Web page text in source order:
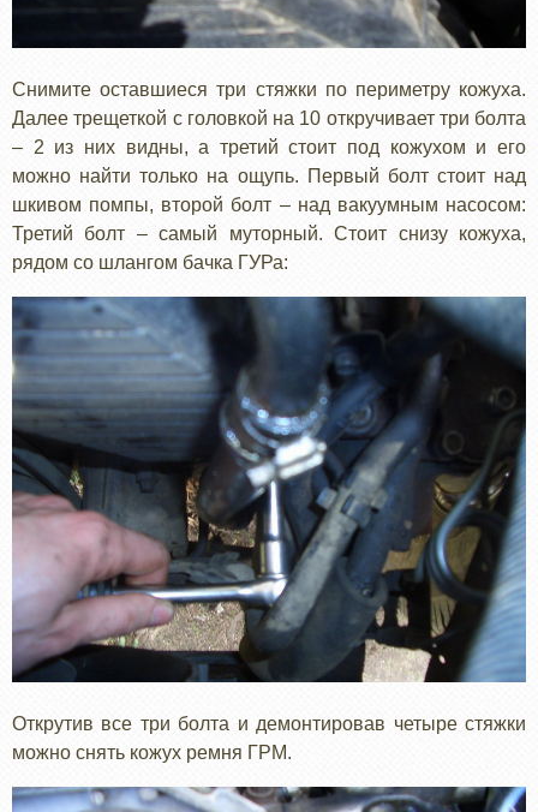
Снимите оставшиеся три стяжки по периметру кожуха.
Далее трещеткой с головкой на 10 откручивает три болта
– 2 из них видны, а третий стоит под кожухом и его
можно найти только на ощупь. Первый болт стоит над
шкивом помпы, второй болт – над вакуумным насосом:
Третий болт – самый муторный. Стоит снизу кожуха,
рядом со шлангом бачка ГУРа:
Открутив все три болта и демонтировав четыре стяжки
можно снять кожух ремня ГРМ.